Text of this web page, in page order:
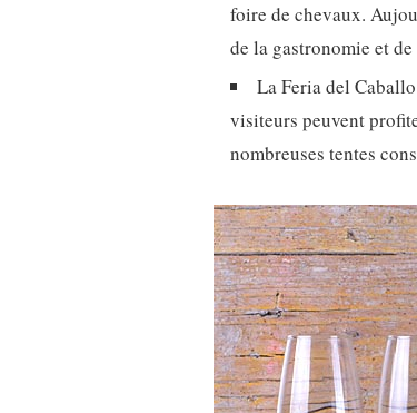
foire de chevaux.
de la gastronomie et
La Feria del
visiteurs peuvent
nombreuses tentes